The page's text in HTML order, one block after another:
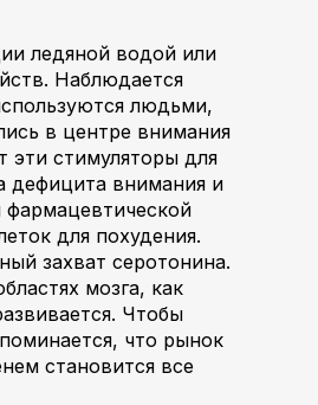
ледяной водой или
Наблюдается
людьми,
в центре внимания
эти стимуляторы для
дефицита внимания и
для похудения.
захват серотонина.
мозга, как
Чтобы
что рынок
становится все